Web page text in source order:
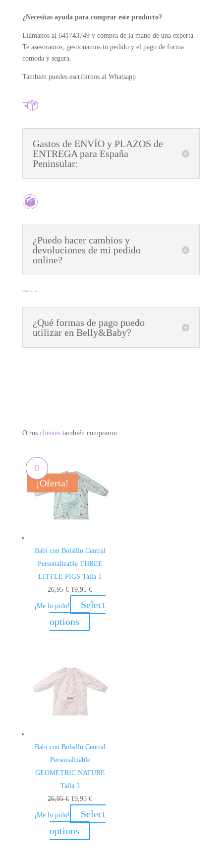
¿Necesitas ayuda para comprar este producto?
Llámanos al 641743749 y compra de la mano de una experta.
Te asesoramos, gestionamos tu pedido y el pago de forma
cómoda y segura.
También puedes escribirnos al Whatsapp
Gastos de ENVÍO y PLAZOS de
ENTREGA para España
Peninsular:
¿Puedo hacer cambios y
devoluciones de mi pedido
online?
¿Qué formas de pago puedo
utilizar en Belly&Baby?
Otros clientestambién compraron…
¡Oferta!
Babi con Bolsillo Central
Personalizable THREE
LITTLE PIGS Talla 1
26,95€ El
precio
original
19,95€El
precio
actual
¡Me lo pido!
Select
options
¡Oferta!
Babi con Bolsillo Central
Personalizable
GEOMETRIC NATURE
Talla 3
26,95€ El
precio
original
era:
19,95€El
precio
actual
¡Me lo pido!
Select
options
¡Oferta!
¡Oferta!